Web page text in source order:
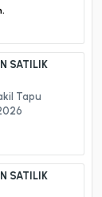
SATILIK
Tapu
SATILIK